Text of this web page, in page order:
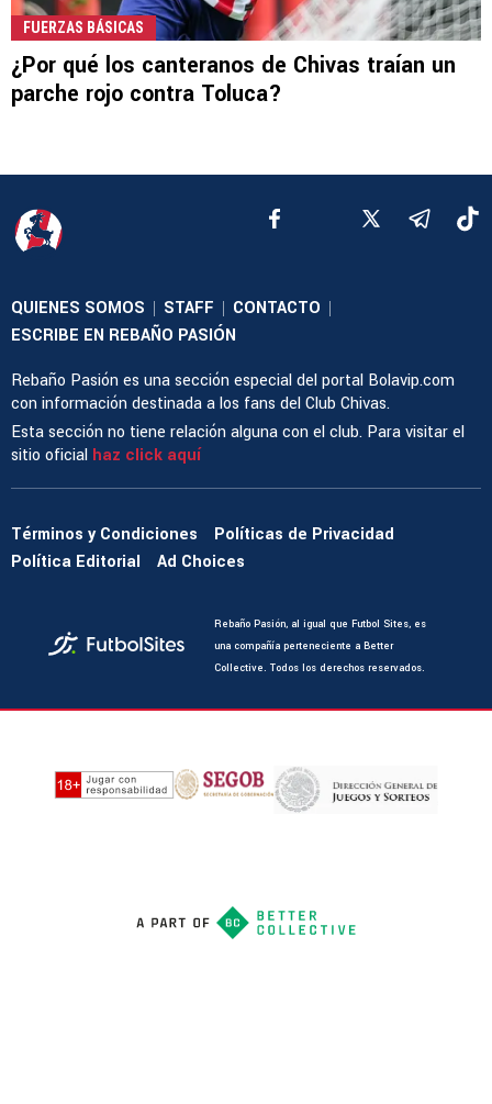
FUERZAS BÁSICAS
¿Por qué los canteranos de Chivas traían un
parche rojo contra Toluca?
QUIENES SOMOS | STAFF | CONTACTO |
ESCRIBE EN REBAÑO PASIÓN
Rebaño Pasión es una sección especial del portal Bolavip.com
con información destinada a los fans del Club Chivas.
Esta sección no tiene relación alguna con el club. Para visitar el
sitio oficial haz click aquí
Términos y Condiciones
Políticas de Privacidad
Política Editorial
Ad Choices
Rebaño Pasión, al igual que Futbol Sites, es
una compañía perteneciente a Better
Collective. Todos los derechos reservados.